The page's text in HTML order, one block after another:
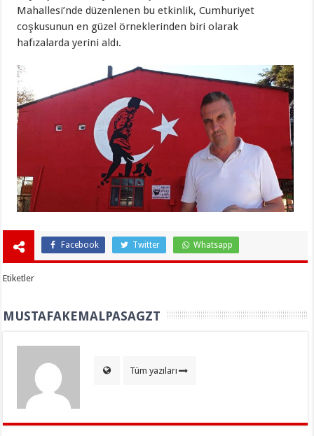
Mahallesi’nde düzenlenen bu etkinlik, Cumhuriyet
coşkusunun en güzel örneklerinden biri olarak
hafızalarda yerini aldı.
Facebook Twitter Whatsapp
Etiketler
MUSTAFAKEMALPASAGZT
Tüm yazıları